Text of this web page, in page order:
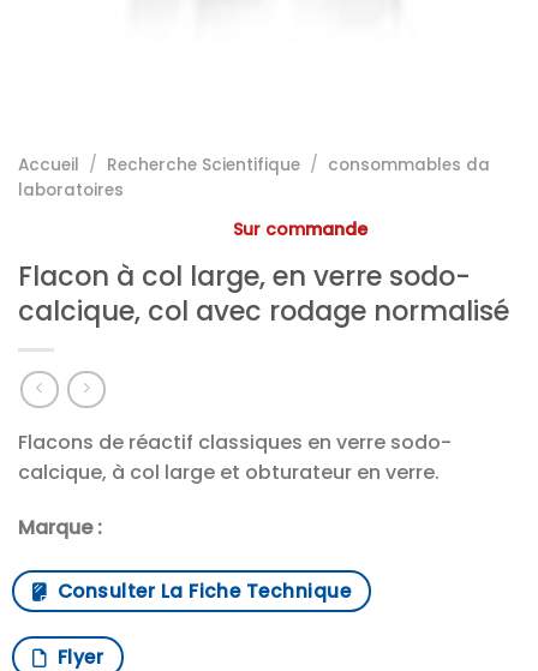
Accueil / Recherche Scientifique / consommables da
laboratoires
Sur commande
Flacon à col large, en verre sodo-
calcique, col avec rodage normalisé
Flacons de réactif classiques en verre sodo-
calcique, à col large et obturateur en verre.
Marque :
Consulter La Fiche Technique
Flyer